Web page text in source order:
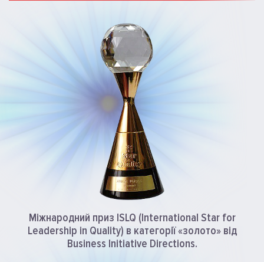
Міжнародний приз ISLQ (International Star for
Leadership in Quality) в категорії «золото»від
Business Initiative Directions.